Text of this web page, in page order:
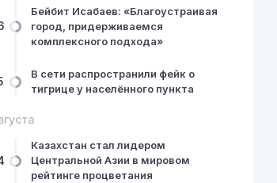
Бейбит Исабаев: «Благоустраивая
город, придерживаемся
комплексного подхода»
В сети распространили фейк о
тигрице у населённого пункта
Казахстан стал лидером
Центральной Азии в мировом
рейтинге процветания